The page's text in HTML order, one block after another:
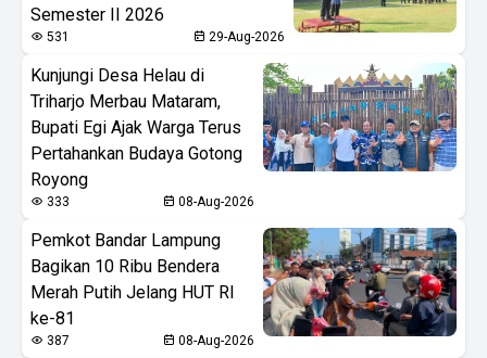
Semester II 2026
531 29-Aug-2026
Kunjungi Desa Helau di
Triharjo Merbau Mataram,
Bupati Egi Ajak Warga Terus
Pertahankan Budaya Gotong
Royong
333 08-Aug-2026
Pemkot Bandar Lampung
Bagikan 10 Ribu Bendera
Merah Putih Jelang HUT RI
ke-81
387 08-Aug-2026